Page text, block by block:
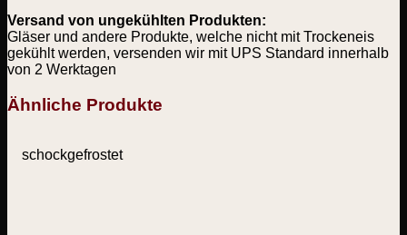
Versand von ungekühlten Produkten:
Gläser und andere Produkte, welche nicht mit Trockeneis
gekühlt werden, versenden wir mit UPS Standard innerhalb
von 2 Werktagen
Ähnliche Produkte
schockgefrostet